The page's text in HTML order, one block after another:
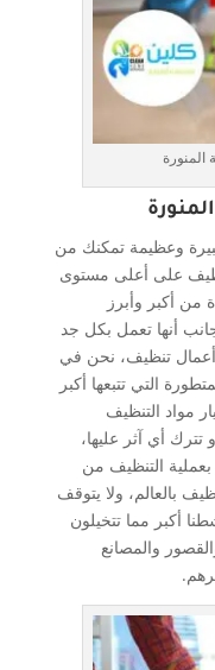
وعظيمة تمكنك من
على أعلى مستوى
أكبر وأبرز
أنها تعمل بكل جد
تنظيف، نحن في
التي تتبعها أكبر
مواد التنظيف
أي آثر عليها،
بعملية التنظيف من
بالعالم، ولا يتوقف
أكبر مما تتخيلون
والمصانع